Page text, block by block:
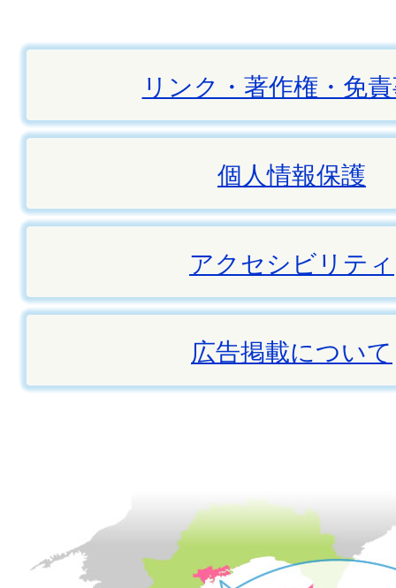
リンク・著作権・免
個人情報保護
アクセシビリティ
広告掲載について